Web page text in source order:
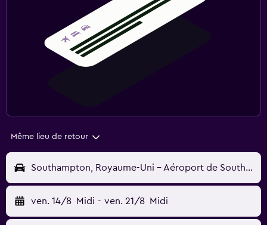
Même lieu de retour
Southampton, Royaume-Uni - Aéroport de Southampton (Eastleigh) (SOU)
ven. 14/8 Midi - ven. 21/8 Midi